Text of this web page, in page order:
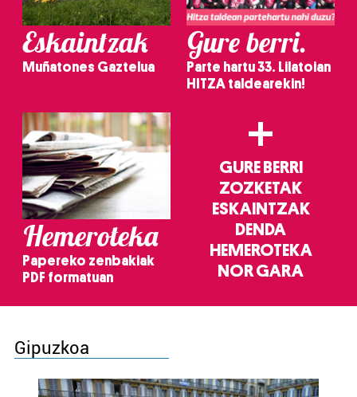
Eskaintzak
Muñatones Gaztelua
Gure berri.
Parte hartu 33. Lilatoian
HITZA taldearekin!
Hemeroteka
Papereko zenbakiak
PDF formatuan
+
GURE BERRI
ZOZKETAK
ESKAINTZAK
DENDA
HEMEROTEKA
NOR GARA
Gipuzkoa